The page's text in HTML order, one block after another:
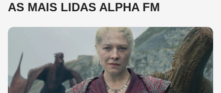
AS MAIS LIDAS ALPHA FM